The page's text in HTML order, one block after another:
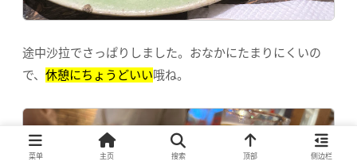
途中沙拉でさっぱりしました。おなかにたまりにくいの
で、 休憩にちょうどいい哦ね。
菜单 主页 搜索 顶部 侧边栏